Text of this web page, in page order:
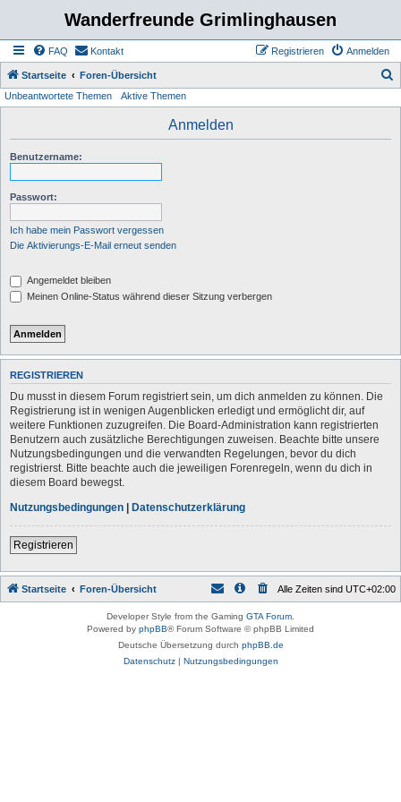
Wanderfreunde Grimlinghausen
FAQ Kontakt Anmelden
Registrieren
Startseite Foren-Übersicht
Unbeantwortete Themen Aktive Themen
Anmelden
Benutzername:
Passwort:
Ich habe mein Passwort vergessen
Die Aktivierungs-E-Mail erneut senden
Angemeldet bleiben
Meinen Online-Status während dieser Sitzung verbergen
REGISTRIEREN
Du musst in diesem Forum registriert sein, um dich anmelden zu können. Die
Registrierung ist in wenigen Augenblicken erledigt und ermöglicht dir, auf
weitere Funktionen zuzugreifen. Die Board-Administration kann registrierten
Benutzern auch zusätzliche Berechtigungen zuweisen. Beachte bitte unsere
Nutzungsbedingungen und die verwandten Regelungen, bevor du dich
registrierst. Bitte beachte auch die jeweiligen Forenregeln, wenn du dich in
diesem Board bewegst.
Nutzungsbedingungen | Datenschutzerklärung
Registrieren
Startseite Foren-Übersicht Alle Zeiten sind UTC+02:00
Developer Style from the Gaming GTA Forum
Powered by phpBB® Forum Software © phpBB Limited
Deutsche Übersetzung durch phpBB.de
Datenschutz| Nutzungsbedingungen